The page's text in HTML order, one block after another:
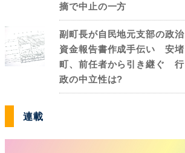
摘で中止の一方
副町長が自民地元支部の政治
資金報告書作成手伝い 安堵
町、前任者から引き継ぐ 行
政の中立性は?
連載